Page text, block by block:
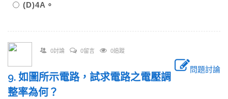
(D)4A。
0討論 0留言 0追蹤
問題討論
9. 如圖所示電路，試求電路之電壓調
整率為何？